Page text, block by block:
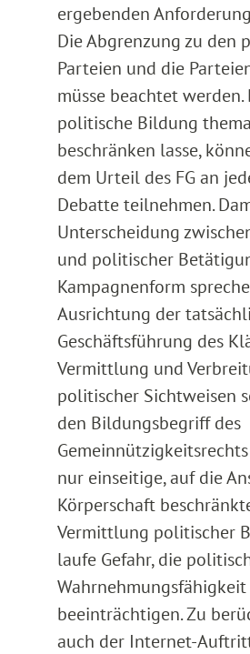
ergebenden
Die Abgrenzung zu den
Parteien und die
müsse beachtet werden.
politische Bildung
beschränken lasse,
dem Urteil des FG an
Debatte teilnehmen.
Unterscheidung
und politischer
Kampagnenform
Ausrichtung der
Geschäftsführung des
Vermittlung und
politischer Sichtweisen
den Bildungsbegriff des
nur einseitige, auf die
Körperschaft
Vermittlung politischer
laufe Gefahr, die
beeinträchtigen. Zu
auch der Internet-